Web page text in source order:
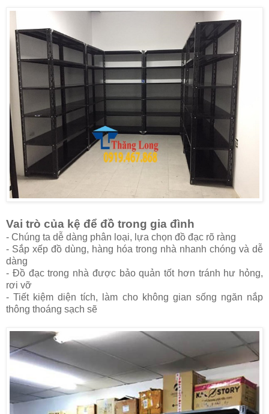
Vai trò của kệ để đồ trong gia đình
- Chúng ta dễ dàng phân loại, lựa chọn đồ đạc rõ ràng
- Sắp xếp đồ dùng, hàng hóa trong nhà nhanh chóng và dễ
dàng
- Đồ đạc trong nhà được bảo quản tốt hơn tránh hư hỏng,
rơi vỡ
- Tiết kiệm diện tích, làm cho không gian sống ngăn nắp
thông thoáng sạch sẽ